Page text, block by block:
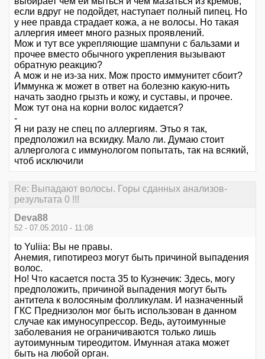
если вдруг не подойдет, наступает полный пипец. Но
у нее правда страдает кожа, а не волосы. Но такая
аллергия имеет много разных проявлений.
Мож и тут все укрепляющие шампуни с бальзами и
прочее вместо обычного укрепления вызывают
обратную реакцию?
А мож и не из-за них. Мож просто иммунитет сбоит?
Иммунка ж может в ответ на болезню какую-нить
начать заодно грызть и кожу, и суставы, и прочее.
Мож тут она на корни волос кидается?
-
Я ни разу не спец по аллергиям. Этьо я так,
предположил на вскидку. Мало ли. Думаю стоит
аллерголога с иммунологом попытать, так на всякий,
чтоб исключили
Re: Выпадают волосы. Горы сданных анализов-
результата 0 !!!
Deva88
52 - 07.05.2010 - 11:08
to Yuliia: Вы не правы.
Анемия, гипотиреоз могут быть причиной выпадения
волос.
Но! Что касается поста 35 to Кузнечик: Здесь, могу
предположить, причиной выпадения могут быть
антитела к волосяным фолликулам. И назначенный
ГКС Преднизолон мог быть использован в данном
случае как имуносупрессор. Ведь, аутоимунные
заболевания не ограничиваются только лишь
аутоимунным тиреодитом. Имунная атака может
быть на любой орган.